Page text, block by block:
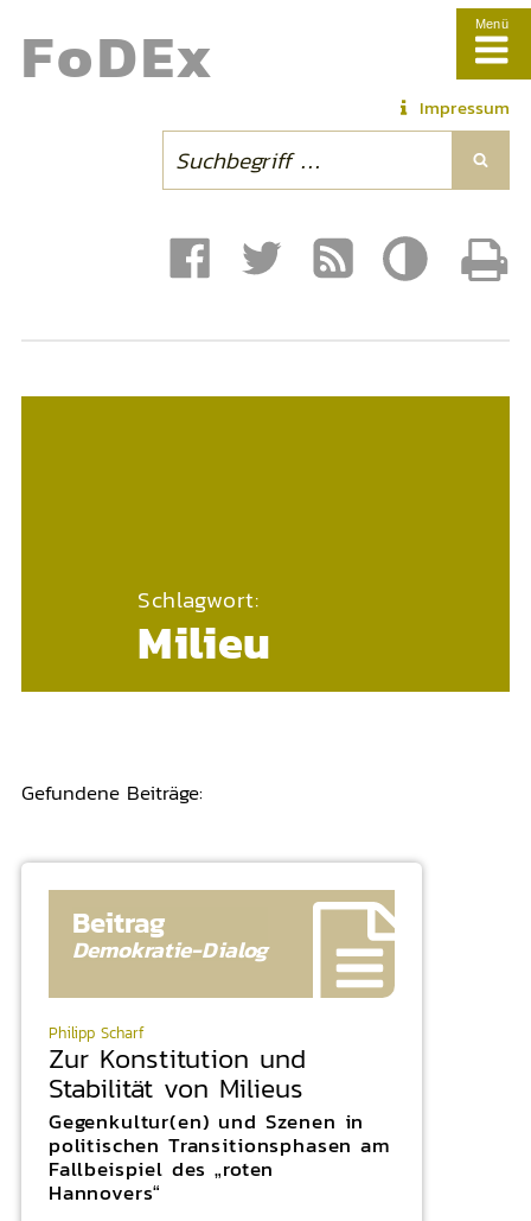
Menü
Impressum
FoDEx
Schlagwort:
Milieu
Gefundene Beiträge:
Beitrag
Demokratie-Dialog
Philipp Scharf
Zur Konstitution und
Stabilität von Milieus
Gegenkultur(en) und Szenen in
politischen Transitionsphasen am
Fallbeispiel des „roten
Hannovers“